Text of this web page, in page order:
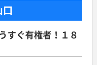
ぐ有権者！１８